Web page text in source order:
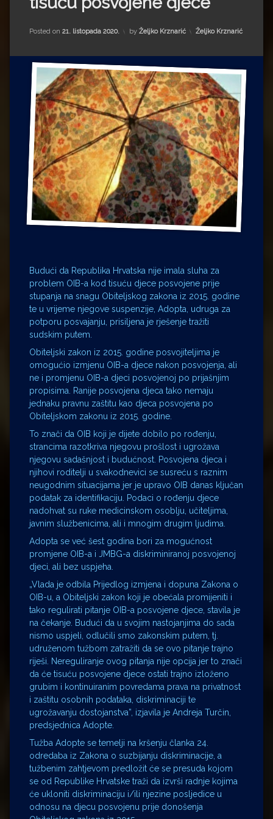
Impressum
Milenko Strižak
Drugi autori
Drugi autori
Matea Andrić
Ljiljana Lekanić-Kljaić
Željko Krznarić
Mario Lovreković
Miroslav Šantek
Posted on 21. listopada 2020. by Željko Krznarić Kategorije:
Željko Krznarić
Budući da Republika Hrvatska nije imala sluha za
problem OIB-a kod tisuću djece posvojene prije
stupanja na snagu Obiteljskog zakona iz 2015. godine
te u vrijeme njegove suspenzije, Adopta, udruga za
potporu posvajanju, prisiljena je rješenje tražiti
sudskim putem.
Obiteljski zakon iz 2015. godine posvojiteljima je
omogućio izmjenu OIB-a djece nakon posvojenja, ali
ne i promjenu OIB-a djeci posvojenoj po prijašnjim
propisima. Ranije posvojena djeca tako nemaju
jednaku pravnu zaštitu kao djeca posvojena po
Obiteljskom zakonu iz 2015. godine.
To znači da OIB koji je dijete dobilo po rođenju,
strancima razotkriva njegovu prošlost i ugrožava
njegovu sadašnjost i budućnost. Posvojena djeca i
njihovi roditelji u svakodnevici se susreću s raznim
neugodnim situacijama jer je upravo OIB danas ključan
podatak za identifikaciju. Podaci o rođenju djece
nadohvat su ruke medicinskom osoblju, učiteljima,
javnim službenicima, ali i mnogim drugim ljudima.
Adopta se već šest godina bori za mogućnost
promjene OIB-a i JMBG-a diskriminiranoj posvojenoj
djeci, ali bez uspjeha.
„Vlada je odbila Prijedlog izmjena i dopuna Zakona o
OIB-u, a Obiteljski zakon koji je obećala promijeniti i
tako regulirati pitanje OIB-a posvojene djece, stavila je
na čekanje. Budući da u svojim nastojanjima do sada
nismo uspjeli, odlučili smo zakonskim putem, tj.
udruženom tužbom zatražiti da se ovo pitanje trajno
riješi. Nereguliranje ovog pitanja nije opcija jer to znači
da će tisuću posvojene djece ostati trajno izloženo
grubim i kontinuiranim povredama prava na privatnost
i zaštitu osobnih podataka, diskriminaciji te
ugrožavanju dostojanstva”, izjavila je Andreja Turčin,
predsjednica Adopte.
Tužba Adopte se temelji na kršenju članka 24.
odredaba iz Zakona o suzbijanju diskriminacije, a
tužbenim zahtjevom predložit će se presuda kojom
se od Republike Hrvatske traži da izvrši radnje kojima
će ukloniti diskriminaciju i/ili njezine posljedice u
odnosu na djecu posvojenu prije donošenja